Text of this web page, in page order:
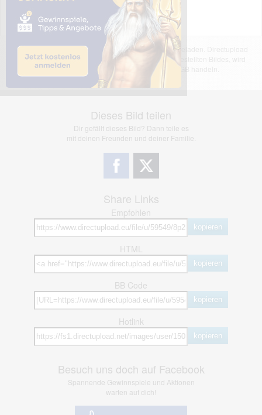
Das dargestellte Bild wurde von einem Nutzer hochgeladen. Directupload
übernimmt keinerlei Haftung für den Inhalt des dargestellten Bildes, wird
jedoch bei Verstößen nach §2(3) unserer AGB handeln.
Dieses Bild teilen
Dir gefällt dieses Bild? Dann teile es
mit deinen Freunden und deiner Familie.
Share Links
Empfohlen
kopieren
HTML
kopieren
BB Code
kopieren
Hotlink
kopieren
Besuch uns doch auf Facebook
Spannende Gewinnspiele und Aktionen
warten auf dich!